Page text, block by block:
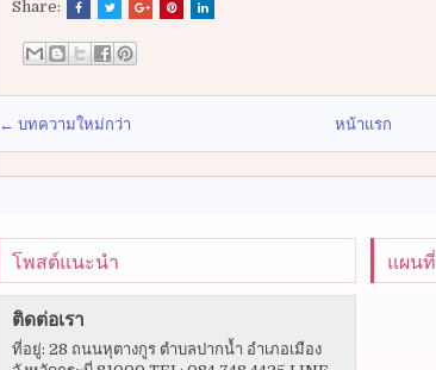
Share:
← บทความใหม่กว่า หน้าแรก
โพสต์แนะนำ
ติดต่อเรา
ที่อยู่: 28 ถนนหุตางกูร ตำบลปากน้ำ อำเภอเมือง
แผนที่